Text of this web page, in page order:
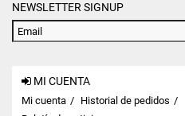
NEWSLETTER SIGNUP
MI CUENTA
Mi cuenta Historial de pedidos